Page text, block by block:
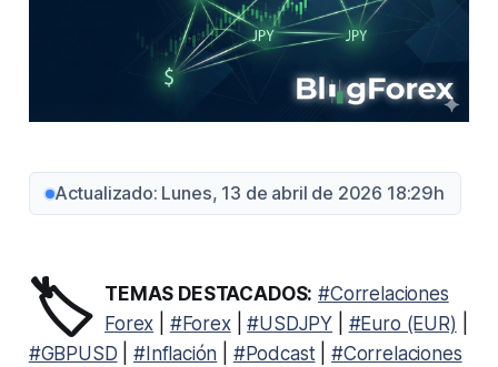
Actualizado: Lunes, 13 de abril de 2026 18:29h
🏷️ TEMAS DESTACADOS: #Correlaciones
Forex
#Forex|#USDJPY #Euro (EUR)
#GBPUSD |#Inflación #Podcast| #Correlaciones